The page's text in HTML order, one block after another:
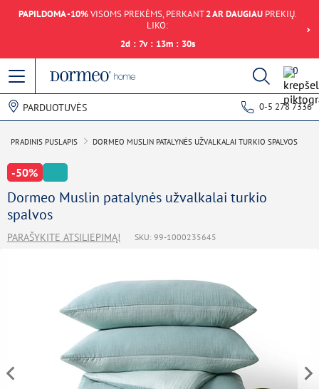
PAPILDOMA -10%VISOMS PREKĖMS, PERKANT2 AR DAUGIAUPREKIŲ.
LIKO:
2d : 7v : 13m : 30s
0
PARDUOTUVĖS 0-5 278 7336
PRADINIS PUSLAPIS DORMEO MUSLIN PATALYNĖS UŽVALKALAI TURKIO SPALVOS
-50%
Dormeo Muslin patalynės užvalkalai turkio
spalvos
PARAŠYKITE ATSILIEPIMĄ! SKU: 99-1000235645